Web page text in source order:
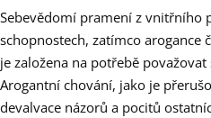
Sebevědomí pramení z vnitřního
schopnostech, zatímco arogance
je založena na potřebě
Arogantní chování, jako je
devalvace názorů a pocitů